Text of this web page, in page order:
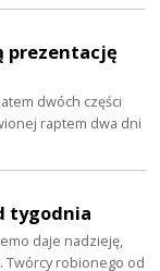
prezentację
dwóch części
raptem dwa dni
tygodnia
daje nadzieję,
Twórcy robionego od